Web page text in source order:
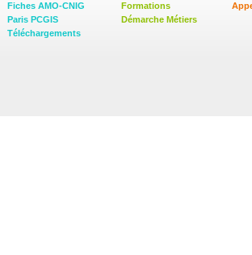
Fiches AMO-CNIG
Paris PCGIS
Téléchargements
Formations
Démarche Métiers